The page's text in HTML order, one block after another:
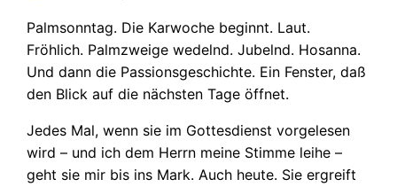
Palmsonntag. Die Karwoche beginnt. Laut.
Fröhlich. Palmzweige wedelnd. Jubelnd. Hosanna.
Und dann die Passionsgeschichte. Ein Fenster, daß
den Blick auf die nächsten Tage öffnet.
Jedes Mal, wenn sie im Gottesdienst vorgelesen
wird – und ich dem Herrn meine Stimme leihe –
geht sie mir bis ins Mark. Auch heute. Sie ergreift